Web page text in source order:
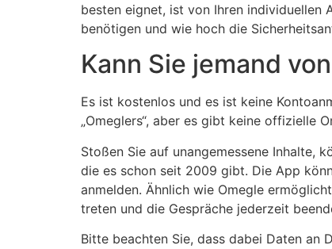
besten eignet, ist von Ihren individuellen
benötigen und wie hoch die
Kann Sie jemand
Es ist kostenlos und es ist keine
„Omeglers“, aber es gibt keine offizielle
Stoßen Sie auf unangemessene Inhalte,
die es schon seit 2009 gibt. Die App
anmelden. Ähnlich wie Omegle
treten und die Gespräche jederzeit
Bitte beachten Sie, dass dabei Daten an